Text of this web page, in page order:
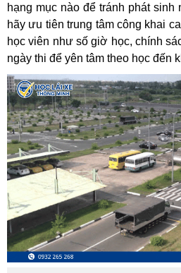
hạng mục nào để tránh phát
hãy ưu tiên trung tâm công khai
học viên như số giờ học, chính
ngày thi để yên tâm theo học đến